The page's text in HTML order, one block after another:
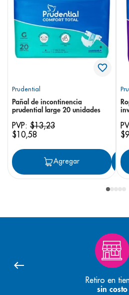
Prudential
Pañal de incontinencia
prudential large 20 unidades
PVP: $13,23
$10,58
Agregar
$9
Retiro en
sin costo